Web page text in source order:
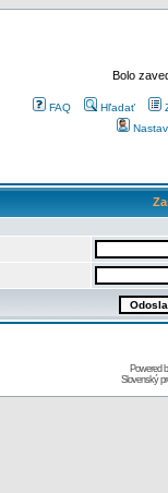
Bolo
FAQ Hľadať
Powered
Slovenský